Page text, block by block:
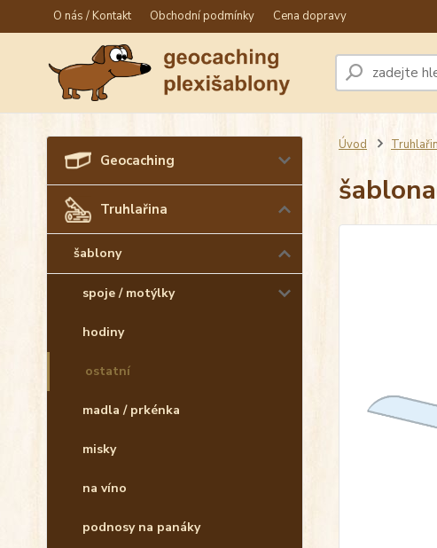
O nás / Kontakt Obchodní podmínky Cena dopravy
Geocaching
Truhlařina
šablony
spoje / motýlky
hodiny
ostatní
madla / prkénka
misky
na víno
podnosy na panáky
Úvod